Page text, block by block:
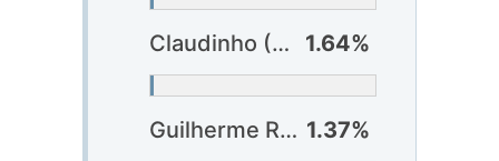
Claudinho (Criciúma) 1.64%
Guilherme Romão (Atlético-GO) 1.37%